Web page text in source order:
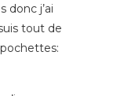
donc j’ai
tout de